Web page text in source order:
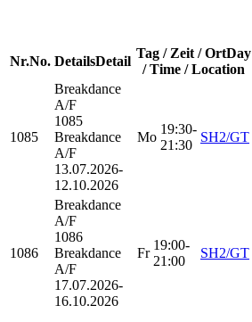
Nr.No. DetailsDetail
Tag / Zeit / OrtDay
/ Time / Location
1085
Breakdance
A/F
1085
Breakdance
A/F
13.07.2026-
12.10.2026
Mo
19:30-
21:30
SH2/GT
1086
Breakdance
A/F
1086
Breakdance
A/F
17.07.2026-
16.10.2026
Fr
19:00-
21:00
SH2/GT